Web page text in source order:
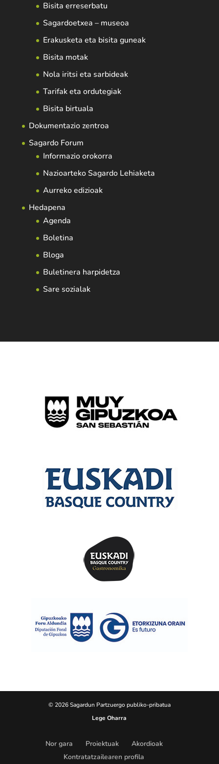
Bisita erreserbatu
Sagardoetxea – museoa
Erakusketa eta bisita guneak
Bisita motak
Nola iritsi eta sarbideak
Tarifak eta ordutegiak
Bisita birtuala
Dokumentazio zentroa
Sagardo Forum
Informazio orokorra
Nazioarteko Sagardo Lehiaketa
Aurreko edizioak
Hedapena
Agenda
Boletina
Bloga
Buletinera harpidetza
Sare sozialak
© 2026 Sagardun Partzuergo publiko-pribatua
Lege Oharra
Nor gara Proiektuak
Akordioak
Kontratatzailearen profila